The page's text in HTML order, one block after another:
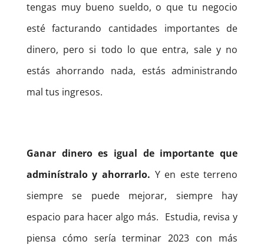
tengas muy bueno sueldo, o que tu negocio
esté facturando cantidades importantes de
dinero, pero si todo lo que entra, sale y no
estás ahorrando nada, estás administrando
mal tus ingresos.
Ganar dinero es igual de importante que
adminístralo y ahorrarlo. Y en este terreno
siempre se puede mejorar, siempre hay
espacio para hacer algo más. Estudia, revisa y
piensa cómo sería terminar 2023 con más